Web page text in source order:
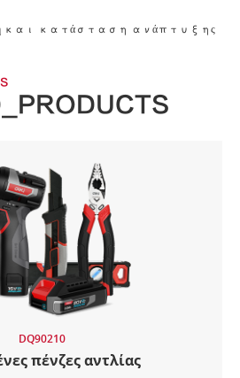
και κατάσταση ανάπτυξης
DQ90210
πένζες αντλίας